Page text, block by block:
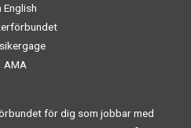
English
AMA
för dig som jobbar med